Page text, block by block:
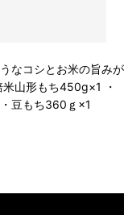
なコシとお米の旨みが
山形もち450g×1 ・
豆もち360ｇ×1